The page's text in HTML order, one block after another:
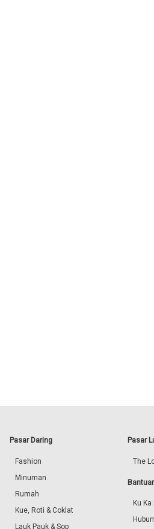
Pasar Daring
Fashion
Minuman
Rumah
Kue, Roti & Coklat
Lauk Pauk & Sop
Pasar
The
Ku